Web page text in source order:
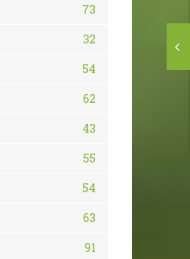
73
32
54
62
43
55
54
63
91